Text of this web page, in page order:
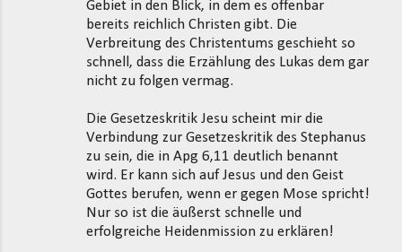
Gebiet in den Blick, in dem es offenbar
bereits reichlich Christen gibt. Die
Verbreitung des Christentums geschieht so
schnell, dass die Erzählung des Lukas dem gar
nicht zu folgen vermag.
Die Gesetzeskritik Jesu scheint mir die
Verbindung zur Gesetzeskritik des Stephanus
zu sein, die in Apg 6,11 deutlich benannt
wird. Er kann sich auf Jesus und den Geist
Gottes berufen, wenn er gegen Mose spricht!
Nur so ist die äußerst schnelle und
erfolgreiche Heidenmission zu erklären!